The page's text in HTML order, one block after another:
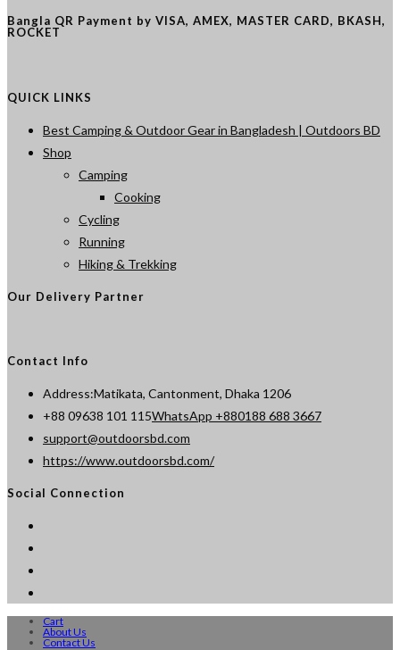
Bangla QR Payment by VISA, AMEX, MASTER CARD, BKASH,
ROCKET
QUICK LINKS
Best Camping & Outdoor Gear in Bangladesh | Outdoors BD
Shop
Camping
Cooking
Cycling
Running
Hiking & Trekking
Our Delivery Partner
Contact Info
Address:Matikata, Cantonment, Dhaka 1206
+88 09638 101 115WhatsApp +880188 688 3667Opens
support@outdoorsbd.com
in
https://www.outdoorsbd.com/
Social Connection
Cart
About Us
Contact Us